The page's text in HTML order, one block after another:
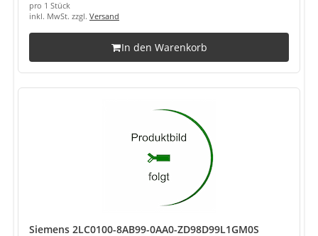
pro 1 Stück
inkl. MwSt. zzgl. Versand
In den Warenkorb
Siemens 2LC0100-8AB99-0AA0-ZD98D99L1GM0S